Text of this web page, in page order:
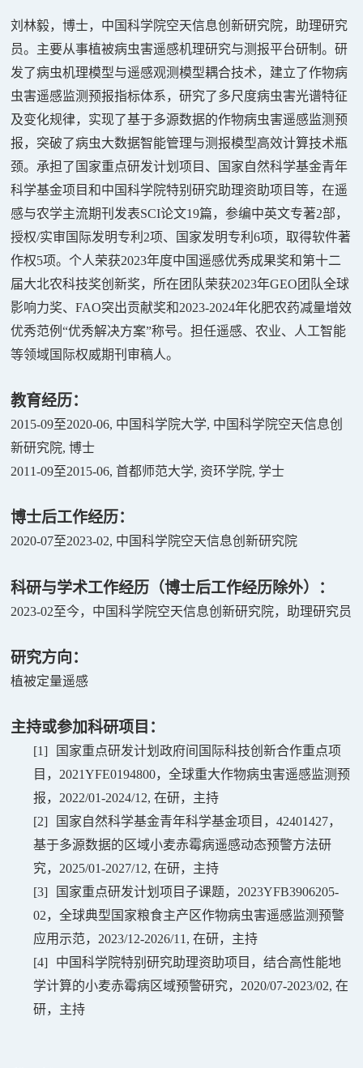
刘林毅，博士，中国科学院空天信息创新研究院，助理研究
员。主要从事植被病虫害遥感机理研究与测报平台研制。研
发了病虫机理模型与遥感观测模型耦合技术，建立了作物病
虫害遥感监测预报指标体系，研究了多尺度病虫害光谱特征
及变化规律，实现了基于多源数据的作物病虫害遥感监测预
报，突破了病虫大数据智能管理与测报模型高效计算技术瓶
颈。承担了国家重点研发计划项目、国家自然科学基金青年
科学基金项目和中国科学院特别研究助理资助项目等，在遥
感与农学主流期刊发表SCI论文19篇，参编中英文专著2部，
授权/实审国际发明专利 2项、国家发明专利6项，取得软件著
作权5项。个人荣获2023年度中国遥感优秀成果奖和第十二
届大北农科技奖创新奖，所在团队荣获2023年GEO 团队全球
影响力奖、FAO突出贡献奖和2023-2024年化肥农药减量增效
优秀范例“优秀解决方案”称号。担任遥感、农业、人工智能
等领域国际权威期刊审稿人。
教育经历：
2015-09至2020-06, 中国科学院大学, 中国科学院空天信息创
新研究院,博士
2011-09至2015-06,首都师范大学, 资环学院, 学士
博士后工作经历：
2020-07至2023-02, 中国科学院空天信息创新研究院
科研与学术工作经历（博士后工作经历除外）：
2023-02至今，中国科学院空天信息创新研究院，助理研究员
研究方向：
植被定量遥感
主持或参加科研项目：
[1]
国家重点研发计划政府间国际科技创新合作重点项
目， 2021YFE0194800，全球重大作物病虫害遥感监测预
报， 2022/01-2024/12,在研，主持
[2]
国家自然科学基金青年科学基金项目，42401427，
基于多源数据的区域小麦赤霉病遥感动态预警方法研
究， 2025/01-2027/12,在研，主持
[3]
国家重点研发计划项目子课题， 2023YFB3906205-
02，全球典型国家粮食主产区作物病虫害遥感监测预警
应用示范， 2023/12-2026/11,在研，主持
[4]
中国科学院特别研究助理资助项目，结合高性能地
学计算的小麦赤霉病区域预警研究， 2020/07-2023/02,在
研，主持